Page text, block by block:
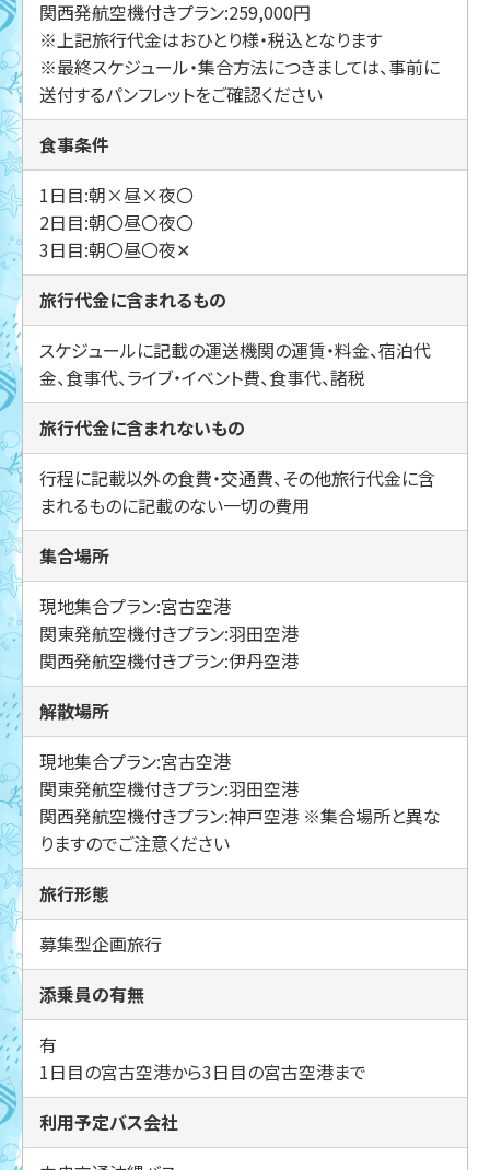
関西発航空機付きプラン:259,000円
※上記旅行代金はおひとり様・税込となります
※最終スケジュール・集合方法につきましては、事前に
送付するパンフレットをご確認ください
食事条件
1日目:朝×昼×夜〇
2日目:朝〇昼〇夜〇
3日目:朝〇昼〇夜✕
旅行代金に含まれるもの
スケジュールに記載の運送機関の運賃・料金、宿泊代
金、食事代、ライブ・イベント費、食事代、諸税
旅行代金に含まれないもの
行程に記載以外の食費・交通費、その他旅行代金に含
まれるものに記載のない一切の費用
集合場所
現地集合プラン:宮古空港
関東発航空機付きプラン:羽田空港
関西発航空機付きプラン:伊丹空港
解散場所
現地集合プラン:宮古空港
関東発航空機付きプラン:羽田空港
関西発航空機付きプラン:神戸空港 ※集合場所と異な
りますのでご注意ください
旅行形態
募集型企画旅行
添乗員の有無
有
1日目の宮古空港から3日目の宮古空港まで
利用予定バス会社